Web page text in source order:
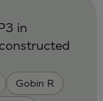
Gobin R
in